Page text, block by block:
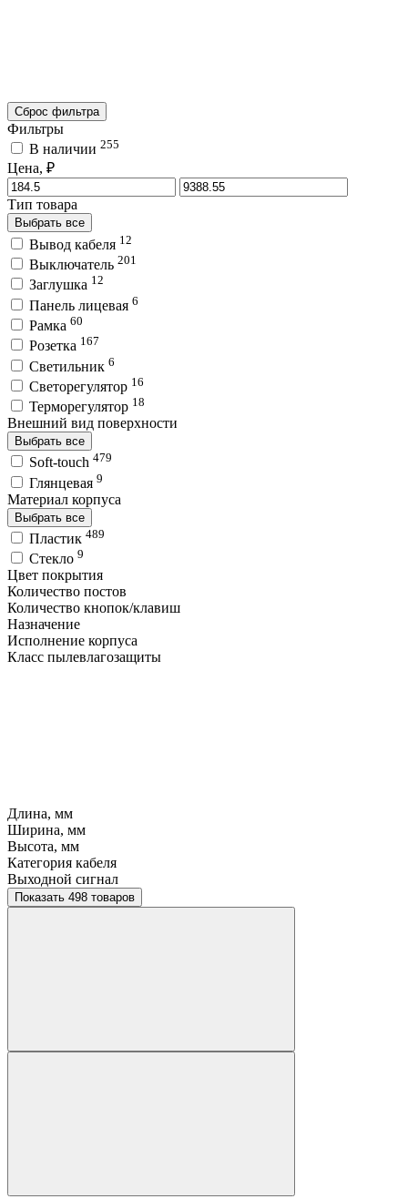
Сброс фильтра
Фильтры
В наличии 255
Цена, ₽
Тип товара
Выбрать все
Вывод кабеля 12
Выключатель 201
Заглушка 12
Панель лицевая 6
Рамка 60
Розетка 167
Светильник 6
Светорегулятор 16
Терморегулятор 18
Внешний вид поверхности
Выбрать все
Soft-touch 479
Глянцевая 9
Материал корпуса
Выбрать все
Пластик 489
Стекло 9
Цвет покрытия
Количество постов
Количество кнопок/клавиш
Назначение
Исполнение корпуса
Класс пылевлагозащиты
Длина, мм
Ширина, мм
Высота, мм
Категория кабеля
Выходной сигнал
Показать 498 товаров